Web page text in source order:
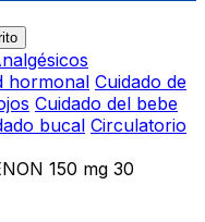
hormonal Cuidado de
Cuidado del bebe
bucal Circulatorio
150 mg 30